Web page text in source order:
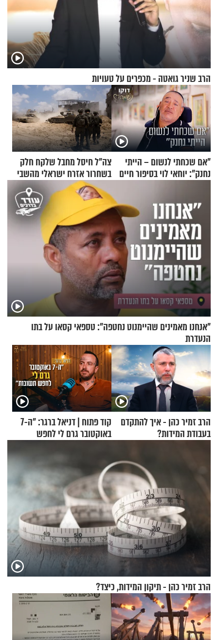
הרב שניר גואטה - מכפרים על טעויות
"אם שכחתי לנשום – הייתי
נחנק": יוחאי לוי בסיפור חיים
צה"ל חיסל מחבל שלקח חלק
בשחרור אזרח ישראלי מהשבי
"אנחנו מאמינים שהיימנוט נחטפה": טספאי קסאו על בתו
הנעדרת
הרב זמיר כהן - איך להתקדם
בעבודת המידות?
קוד פתוח | דניאל ברגר: "ה-7
באוקטובר גרם לי לחפש
הרב זמיר כהן - תיקון המידות, כיצד?